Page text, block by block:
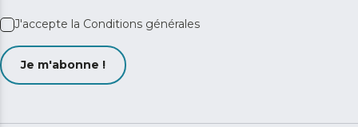
J'accepte la Conditions générales
Je m'abonne !